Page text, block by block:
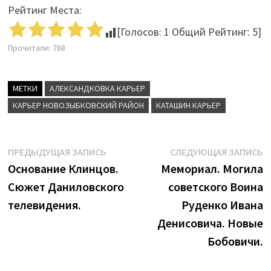
Рейтинг Места:
[Голосов: 1 Общий Рейтинг: 5]
Прочитали: 768
МЕТКИ
АЛЕКСАНДКОВКА КАРЬЕР
КАРЬЕР НОВОЗЫБКОВСКИЙ РАЙОН
КАТАШИН КАРЬЕР
Навигация
по
записям
ПРЕДЫДУЩАЯ ЗАПИСЬПредыдущая
запись:
Основание Клинцов.
Сюжет Даниловского
телевидения.
СЛЕДУЮЩАЯ ЗАПИСЬ
Мемориал. Могила
советского Воина
Руденко Ивана
Денисовича. Новые
Бобовичи.